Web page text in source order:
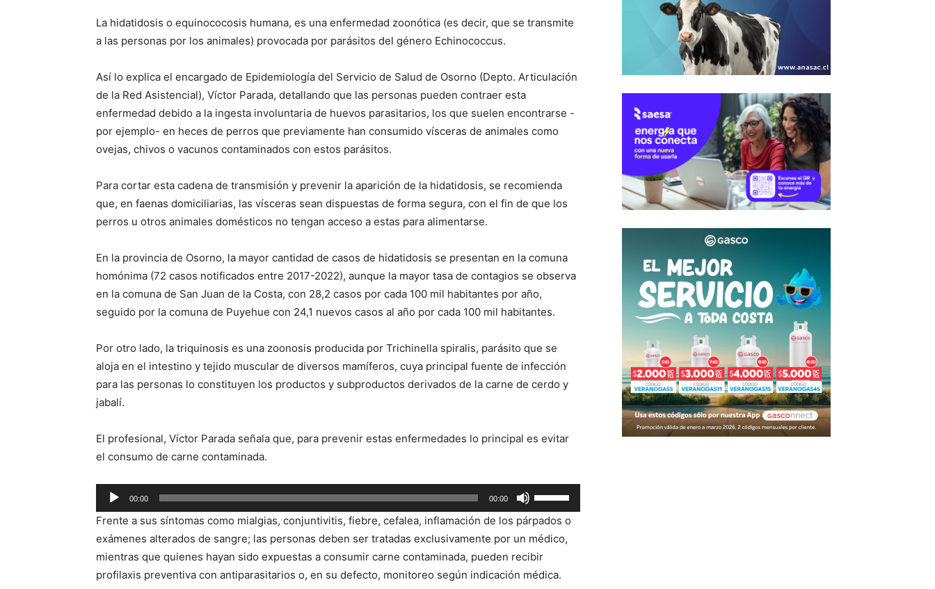
La hidatidosis o equinococosis humana, es una enfermedad zoonótica (es decir, que se transmite
a las personas por los animales) provocada por parásitos del género Echinococcus.
Así lo explica el encargado de Epidemiología del Servicio de Salud de Osorno (Depto. Articulación
de la Red Asistencial), Víctor Parada, detallando que las personas pueden contraer esta
enfermedad debido a la ingesta involuntaria de huevos parasitarios, los que suelen encontrarse -
por ejemplo- en heces de perros que previamente han consumido vísceras de animales como
ovejas, chivos o vacunos contaminados con estos parásitos.
Para cortar esta cadena de transmisión y prevenir la aparición de la hidatidosis, se recomienda
que, en faenas domiciliarias, las vísceras sean dispuestas de forma segura, con el fin de que los
perros u otros animales domésticos no tengan acceso a estas para alimentarse.
En la provincia de Osorno, la mayor cantidad de casos de hidatidosis se presentan en la comuna
homónima (72 casos notificados entre 2017-2022), aunque la mayor tasa de contagios se observa
en la comuna de San Juan de la Costa, con 28,2 casos por cada 100 mil habitantes por año,
seguido por la comuna de Puyehue con 24,1 nuevos casos al año por cada 100 mil habitantes.
Por otro lado, la triquinosis es una zoonosis producida por Trichinella spiralis, parásito que se
aloja en el intestino y tejido muscular de diversos mamíferos, cuya principal fuente de infección
para las personas lo constituyen los productos y subproductos derivados de la carne de cerdo y
jabalí.
El profesional, Víctor Parada señala que, para prevenir estas enfermedades lo principal es evitar
el consumo de carne contaminada.
Reproductor
de
audio
00:00 00:00
las
teclas
de
flecha
arriba/abajo
Frente a sus síntomas como mialgias, conjuntivitis, fiebre, cefalea, inflamación de los párpados o
exámenes alterados de sangre; las personas deben ser tratadas exclusivamente por un médico,
mientras que quienes hayan sido expuestas a consumir carne contaminada, pueden recibir
profilaxis preventiva con antiparasitarios o, en su defecto, monitoreo según indicación médica.